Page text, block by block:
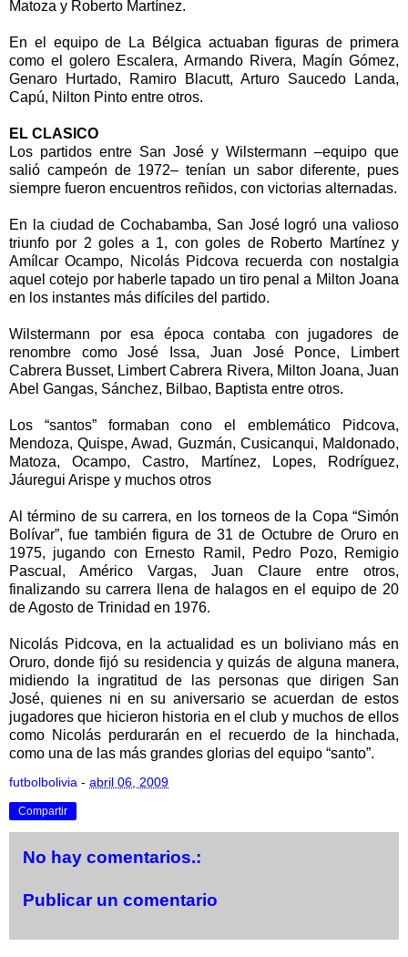
Matoza y Roberto Martínez.
En el equipo de La Bélgica actuaban figuras de primera
como el golero Escalera, Armando Rivera, Magín Gómez,
Genaro Hurtado, Ramiro Blacutt, Arturo Saucedo Landa,
Capú, Nilton Pinto entre otros.
EL CLASICO
Los partidos entre San José y Wilstermann –equipo que
salió campeón de 1972– tenían un sabor diferente, pues
siempre fueron encuentros reñidos, con victorias alternadas.
En la ciudad de Cochabamba, San José logró una valioso
triunfo por 2 goles a 1, con goles de Roberto Martínez y
Amílcar Ocampo, Nicolás Pidcova recuerda con nostalgia
aquel cotejo por haberle tapado un tiro penal a Milton Joana
en los instantes más difíciles del partido.
Wilstermann por esa época contaba con jugadores de
renombre como José Issa, Juan José Ponce, Limbert
Cabrera Busset, Limbert Cabrera Rivera, Milton Joana, Juan
Abel Gangas, Sánchez, Bilbao, Baptista entre otros.
Los “santos” formaban cono el emblemático Pidcova,
Mendoza, Quispe, Awad, Guzmán, Cusicanqui, Maldonado,
Matoza, Ocampo, Castro, Martínez, Lopes, Rodríguez,
Jáuregui Arispe y muchos otros
Al término de su carrera, en los torneos de la Copa “Simón
Bolívar”, fue también figura de 31 de Octubre de Oruro en
1975, jugando con Ernesto Ramil, Pedro Pozo, Remigio
Pascual, Américo Vargas, Juan Claure entre otros,
finalizando su carrera llena de halagos en el equipo de 20
de Agosto de Trinidad en 1976.
Nicolás Pidcova, en la actualidad es un boliviano más en
Oruro, donde fijó su residencia y quizás de alguna manera,
midiendo la ingratitud de las personas que dirigen San
José, quienes ni en su aniversario se acuerdan de estos
jugadores que hicieron historia en el club y muchos de ellos
como Nicolás perdurarán en el recuerdo de la hinchada,
como una de las más grandes glorias del equipo “santo”.
futbolbolivia - abril 06, 2009
Compartir
No hay comentarios.:
Publicar un comentario